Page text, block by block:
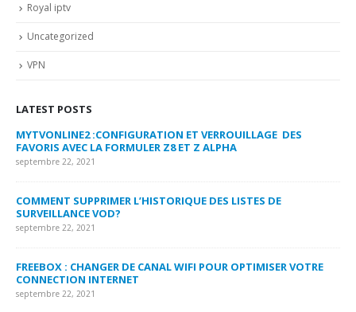
Royal iptv
Uncategorized
VPN
LATEST POSTS
MYTVONLINE2 :CONFIGURATION ET VERROUILLAGE DES
FAVORIS AVEC LA FORMULER Z8 ET Z ALPHA
septembre 22, 2021
COMMENT SUPPRIMER L’HISTORIQUE DES LISTES DE
SURVEILLANCE VOD?
septembre 22, 2021
FREEBOX : CHANGER DE CANAL WIFI POUR OPTIMISER VOTRE
CONNECTION INTERNET
septembre 22, 2021